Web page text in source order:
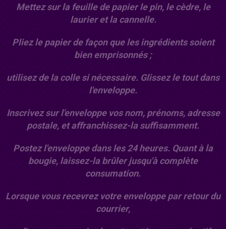
Mettez sur la feuille de papier le pin, le cèdre, le
laurier et la cannelle.
Pliez le papier de façon que les ingrédients soient
bien emprisonnés ;
utilisez de la colle si nécessaire. Glissez le tout dans
l'enveloppe.
Inscrivez sur l'enveloppe vos nom, prénoms, adresse
postale, et affranchissez-la suffisamment.
Postez l'enveloppe dans les 24 heures. Quant à la
bougie, laissez-la brûler jusqu'à complète
consumation.
Lorsque vous recevrez votre enveloppe par retour du
courrier,